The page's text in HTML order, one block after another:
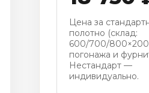
Цена за
полотно (склад:
600/700/
погонажа и
Нестандарт —
индивидуально.